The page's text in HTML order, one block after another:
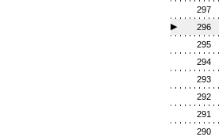
297
▶ 296
295
294
293
292
291
290